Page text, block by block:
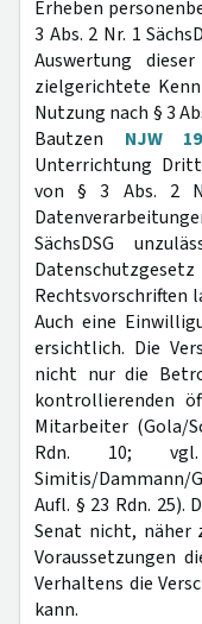
Erheben
3 Abs. 2 Nr. 1
Auswertung
zielgerichtete
Nutzung nach § 3
Bautzen NJW
Unterrichtung
von § 3 Abs. 2
SächsDSG
Rechtsvorschriften
Auch eine
ersichtlich. Die
nicht nur die
kontrollierenden
Mitarbeiter (Gola/
Rdn. 10;
Simitis/Dammann/
Aufl. § 23 Rdn. 25).
Senat nicht, näher
Voraussetzungen
Verhaltens die
kann.